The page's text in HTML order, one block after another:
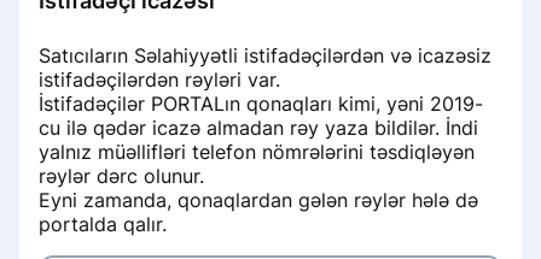
Satıcıların Səlahiyyətli istifadəçilərdən və icazəsiz
istifadəçilərdən rəyləri var.
İstifadəçilər PORTALın qonaqları kimi, yəni 2019-
cu ilə qədər icazə almadan rəy yaza bildilər. İndi
yalnız müəllifləri telefon nömrələrini təsdiqləyən
rəylər dərc olunur.
Eyni zamanda, qonaqlardan gələn rəylər hələ də
portalda qalır.